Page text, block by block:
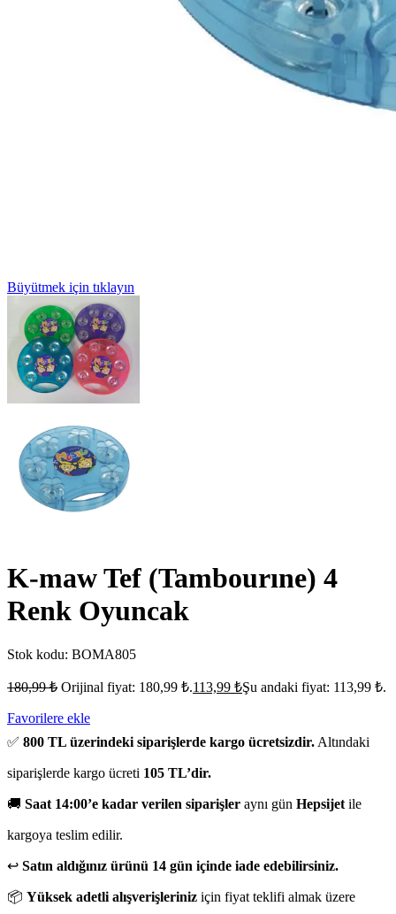
Büyütmek için tıklayın
K-maw Tef (Tambourıne) 4
Renk Oyuncak
Stok kodu: BOMA805
180,99₺ Orijinal fiyat: 180,99 ₺.113,99 ₺Şu andaki fiyat: 113,99 ₺.
Favorilere ekle
✅ 800 TL üzerindeki siparişlerde kargo ücretsizdir. Altındaki
siparişlerde kargo ücreti 105 TL’dir.
🚚 Saat 14:00’e kadar verilen siparişler aynı gün Hepsijet ile
kargoya teslim edilir.
↩️ Satın aldığınız ürünü 14 gün içinde iade edebilirsiniz.
📦 Yüksek adetli alışverişleriniz için fiyat teklifi almak üzere